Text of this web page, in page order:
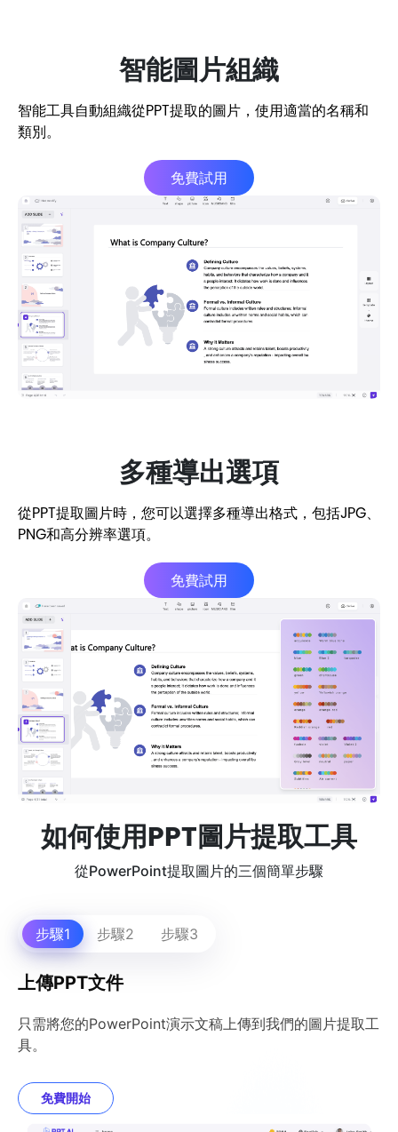
智能圖片組織
智能工具自動組織從PPT提取的圖片，使用適當的名稱和
類別。
免費試用
多種導出選項
從PPT提取圖片時，您可以選擇多種導出格式，包括JPG、
PNG和高分辨率選項。
免費試用
如何使用PPT圖片提取工具
從PowerPoint提取圖片的三個簡單步驟
步驟1 步驟2 步驟3
上傳PPT文件
只需將您的PowerPoint演示文稿上傳到我們的圖片提取工
具。
免費開始